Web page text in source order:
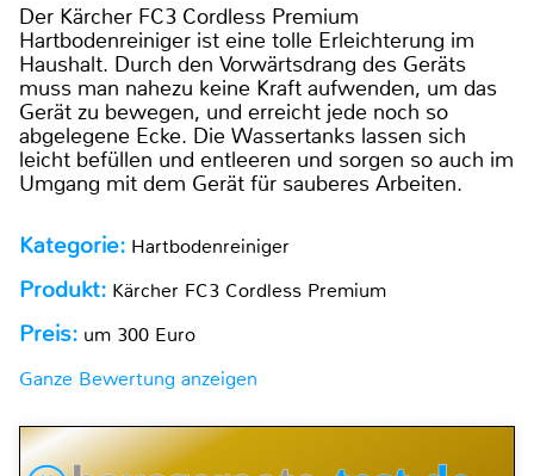
Der Kärcher FC3 Cordless Premium
Hartbodenreiniger ist eine tolle Erleichterung im
Haushalt. Durch den Vorwärtsdrang des Geräts
muss man nahezu keine Kraft aufwenden, um das
Gerät zu bewegen, und erreicht jede noch so
abgelegene Ecke. Die Wassertanks lassen sich
leicht befüllen und entleeren und sorgen so auch im
Umgang mit dem Gerät für sauberes Arbeiten.
Kategorie: Hartbodenreiniger
Produkt: Kärcher FC3 Cordless Premium
Preis: um 300 Euro
Ganze Bewertung anzeigen